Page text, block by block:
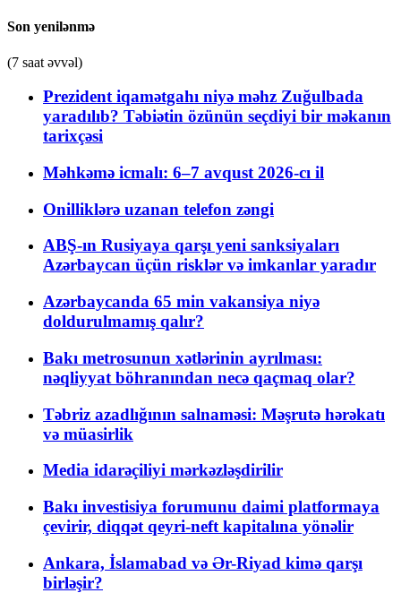
Son yenilənmə
(7 saat əvvəl)
Prezident iqamətgahı niyə məhz Zuğulbada
yaradılıb? Təbiətin özünün seçdiyi bir məkanın
tarixçəsi
Məhkəmə icmalı: 6–7 avqust 2026-cı il
Onilliklərə uzanan telefon zəngi
ABŞ-ın Rusiyaya qarşı yeni sanksiyaları
Azərbaycan üçün risklər və imkanlar yaradır
Azərbaycanda 65 min vakansiya niyə
doldurulmamış qalır?
Bakı metrosunun xətlərinin ayrılması:
nəqliyyat böhranından necə qaçmaq olar?
Təbriz azadlığının salnaməsi: Məşrutə hərəkatı
və müasirlik
Media idarəçiliyi mərkəzləşdirilir
Bakı investisiya forumunu daimi platformaya
çevirir, diqqət qeyri-neft kapitalına yönəlir
Ankara, İslamabad və Ər-Riyad kimə qarşı
birləşir?